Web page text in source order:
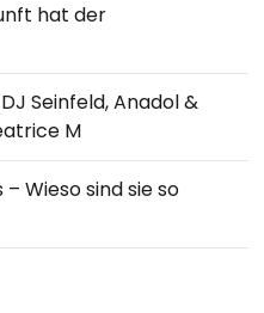
hat der
Seinfeld, Anadol &
M
Wieso sind sie so